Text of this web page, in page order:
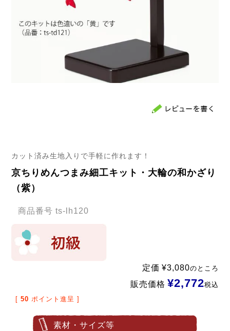
カット済み生地入りで手軽に作れます！
京ちりめんつまみ細工キット・大輪の和かざり
（紫）
商品番号 ts-lh120
定価 ¥3,080のところ
販売価格 ¥2,772税込
[ 50 ポイント進呈 ]
素材・サイズ等